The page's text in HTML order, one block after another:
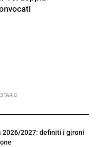
2026/2027: definiti i gironi